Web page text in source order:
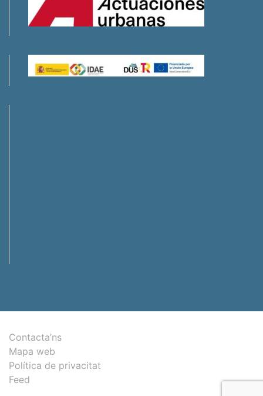
Contacta’ns
Mapa web
Política de privacitat
Feed